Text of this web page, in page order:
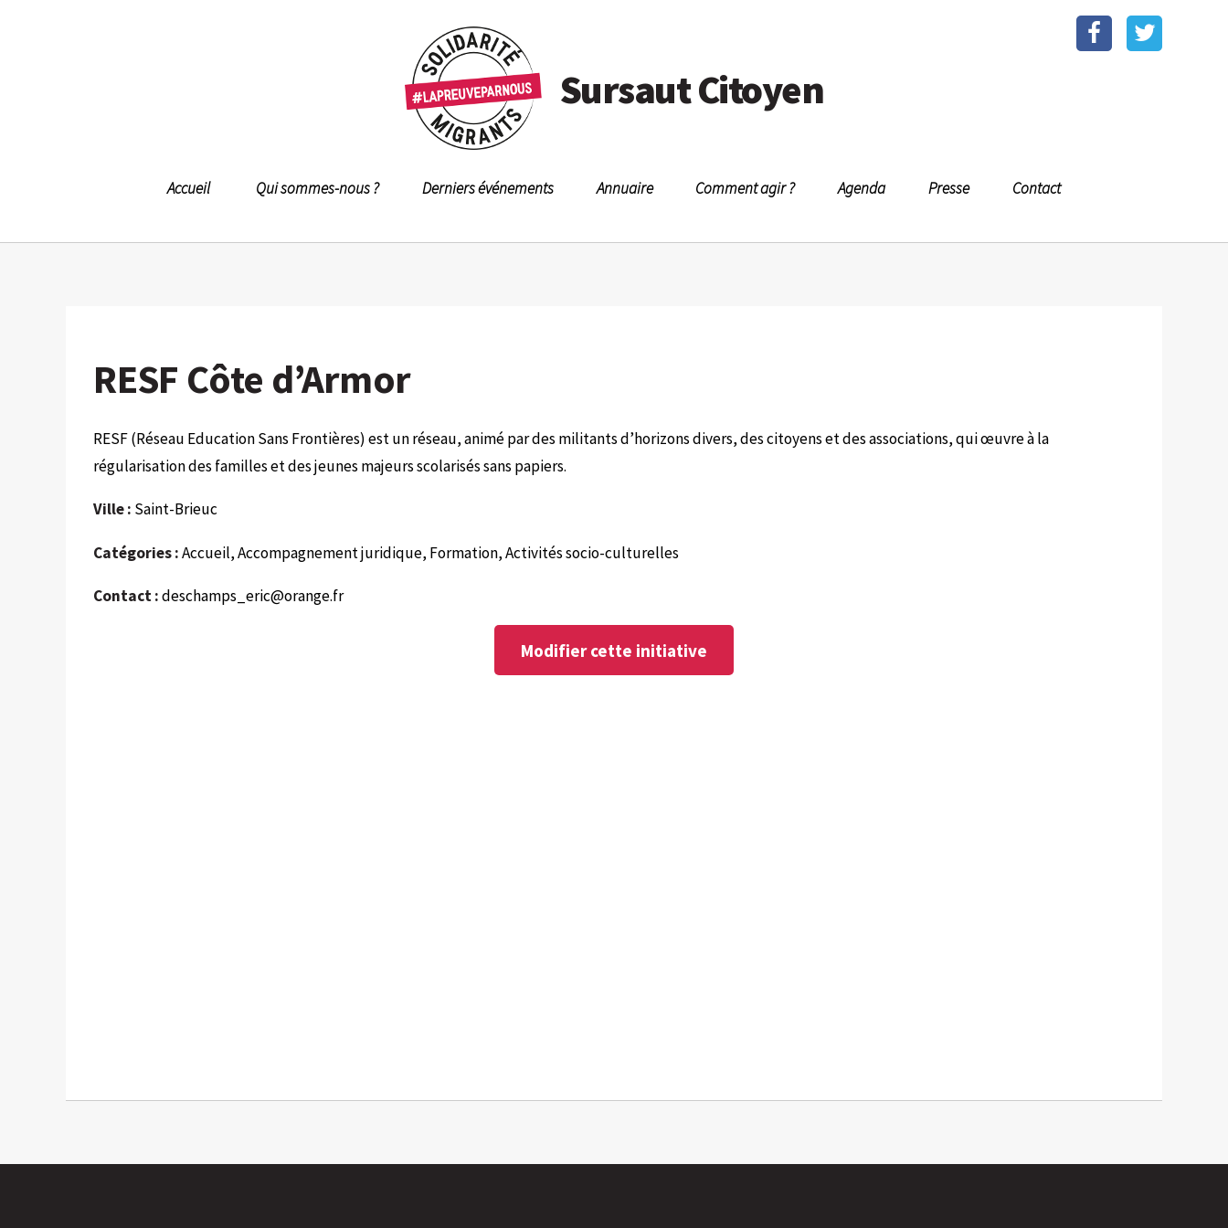
Sursaut Citoyen
Accueil Qui sommes-nous ? Derniers événements Annuaire Comment agir ? Agenda Presse Contact
RESF Côte d’Armor
RESF (Réseau Education Sans Frontières) est un réseau, animé par des militants d’horizons divers, des citoyens et des associations, qui œuvre à la
régularisation des familles et des jeunes majeurs scolarisés sans papiers.
Ville : Saint-Brieuc
Catégories :Accueil, Accompagnement juridique, Formation, Activités socio-culturelles
Contact :deschamps_eric@orange.fr
Modifier cette initiative